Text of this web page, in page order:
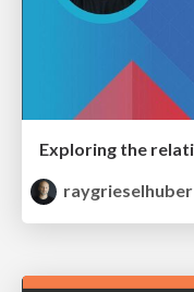
raygrieselhuber